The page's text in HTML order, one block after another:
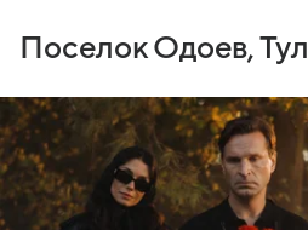
Поселок Одоев,